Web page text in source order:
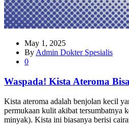
May 1, 2025
By Admin Dokter Spesialis
0
Waspada! Kista Ateroma
Kista ateroma adalah benjolan kecil
permukaan kulit akibat tersumbatnya
minyak). Kista ini biasanya berisi